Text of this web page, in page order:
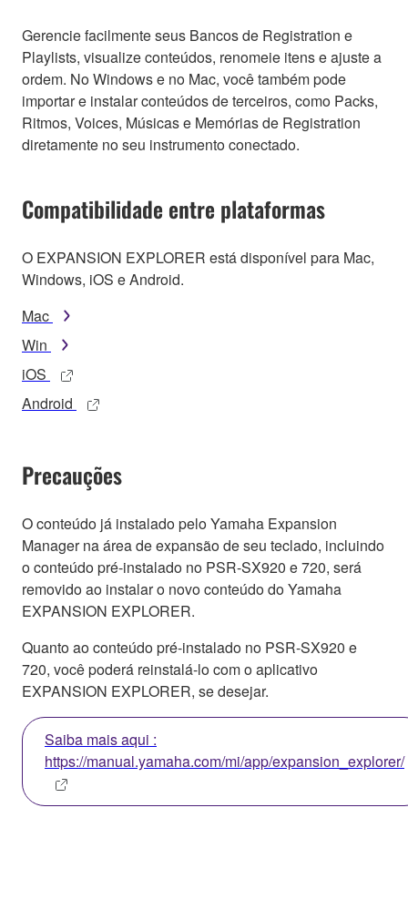
Gerencie facilmente seus Bancos de Registration e
Playlists, visualize conteúdos, renomeie itens e ajuste a
ordem. No Windows e no Mac, você também pode
importar e instalar conteúdos de terceiros, como Packs,
Ritmos, Voices, Músicas e Memórias de Registration
diretamente no seu instrumento conectado.
Compatibilidade entre plataformas
O EXPANSION EXPLORER está disponível para Mac,
Windows, iOS e Android.
Mac
Win
iOS
Android
Precauções
O conteúdo já instalado pelo Yamaha Expansion
Manager na área de expansão de seu teclado, incluindo
o conteúdo pré-instalado no PSR-SX920 e 720, será
removido ao instalar o novo conteúdo do Yamaha
EXPANSION EXPLORER.
Quanto ao conteúdo pré-instalado no PSR-SX920 e
720, você poderá reinstalá-lo com o aplicativo
EXPANSION EXPLORER, se desejar.
Saiba mais aqui :
https://manual.yamaha.com/mi/app/expansion_explorer/